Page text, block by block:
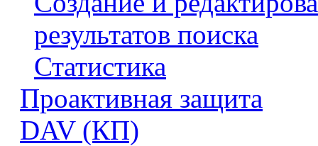
результатов поиска
Статистика
Проактивная защита
DAV (КП)